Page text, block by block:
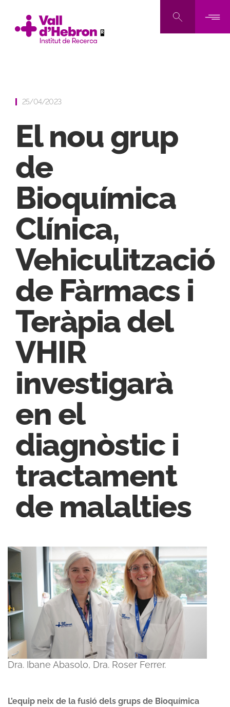
contingut
25/04/2023
El nou grup
de
Bioquímica
Clínica,
Vehiculització
de Fàrmacs i
Teràpia del
VHIR
investigarà
en el
diagnòstic i
tractament
de malalties
Dra. Ibane Abasolo, Dra. Roser Ferrer.
L’equip neix de la fusió dels grups de Bioquímica